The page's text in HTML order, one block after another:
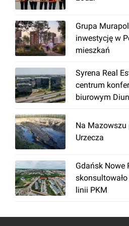
Grupa
inwestycję w
mieszkań
Syrena Real
centrum
biurowym
Na
Urzecza
Gdańsk Nowe
linii PKM